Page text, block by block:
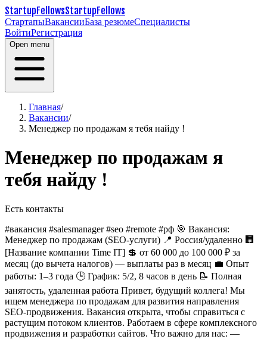
StartupFellowsStartupFellows
СтартапыВакансииБаза резюмеСпециалисты
ВойтиРегистрация
Open menu
Главная/
Вакансии/
Менеджер по продажам я тебя найду !
Менеджер по продажам я
тебя найду !
Есть контакты
#вакансия #salesmanager #seo #remote #рф 🎯 Вакансия:
Менеджер по продажам (SEO-услуги) 📍 Россия/удаленно 🏢
[Название компании Time IT] 💲 от 60 000 до 100 000 ₽ за
месяц (до вычета налогов) — выплаты раз в месяц 💼 Опыт
работы: 1–3 года 🕒 График: 5/2, 8 часов в день 📝 Полная
занятость, удаленная работа Привет, будущий коллега! Мы
ищем менеджера по продажам для развития направления
SEO-продвижения. Вакансия открыта, чтобы справиться с
растущим потоком клиентов. Работаем в сфере комплексного
продвижения и разработки сайтов. Что важно для нас: —